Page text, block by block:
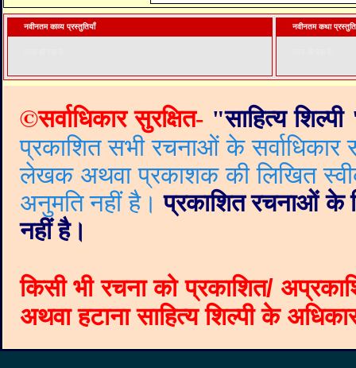
नवीनतम काव्य प्रस्तुतियाँ नवीनतम कथा
©सर्वाधिकार सुरक्षित- "साहित्य शिल्पी
प्रकाशित सभी रचनाओं के
लेखक अथवा प्रकाशक की लिखित
अनुमति नहीं है। प्रकाशित रचनाओं के
नहीं है।
किसी भी रचना को प्रकाशित/
अथवा हटाना साहित्य शिल्पी के